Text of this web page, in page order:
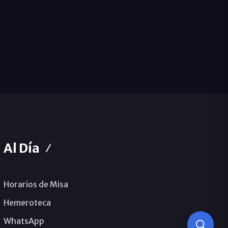
Al Día
Horarios de Misa
Hemeroteca
WhatsApp